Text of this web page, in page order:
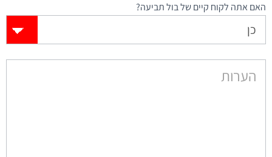
האם אתה לקוח קיים של בול תביעה?